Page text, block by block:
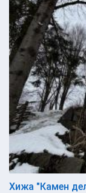
Хижа "Камен